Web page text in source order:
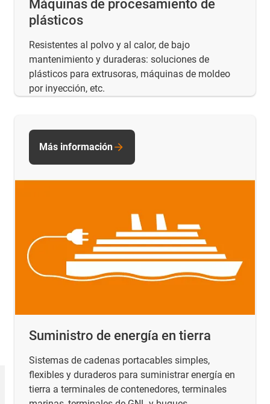
Máquinas de procesamiento de
plásticos
Resistentes al polvo y al calor, de bajo
mantenimiento y duraderas: soluciones de
plásticos para extrusoras, máquinas de moldeo
por inyección, etc.
Suministro de energía en tierra
Sistemas de cadenas portacables simples,
flexibles y duraderos para suministrar energía en
tierra a terminales de contenedores, terminales
Más información